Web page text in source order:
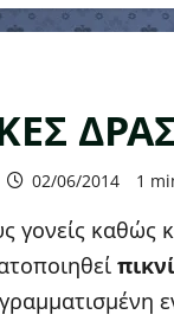
02/06/2014 1
γονείς καθώς